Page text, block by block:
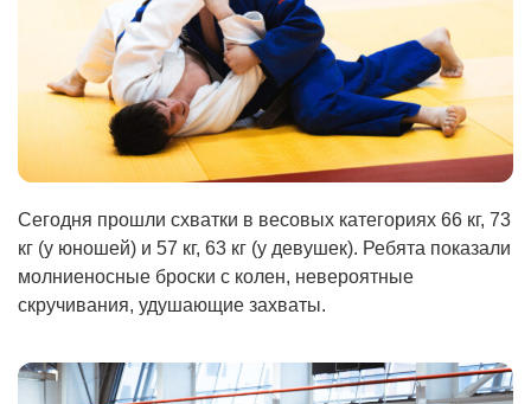
Сегодня прошли схватки в весовых категориях 66 кг, 73
кг (у юношей) и 57 кг, 63 кг (у девушек). Ребята показали
молниеносные броски с колен, невероятные
скручивания, удушающие захваты.